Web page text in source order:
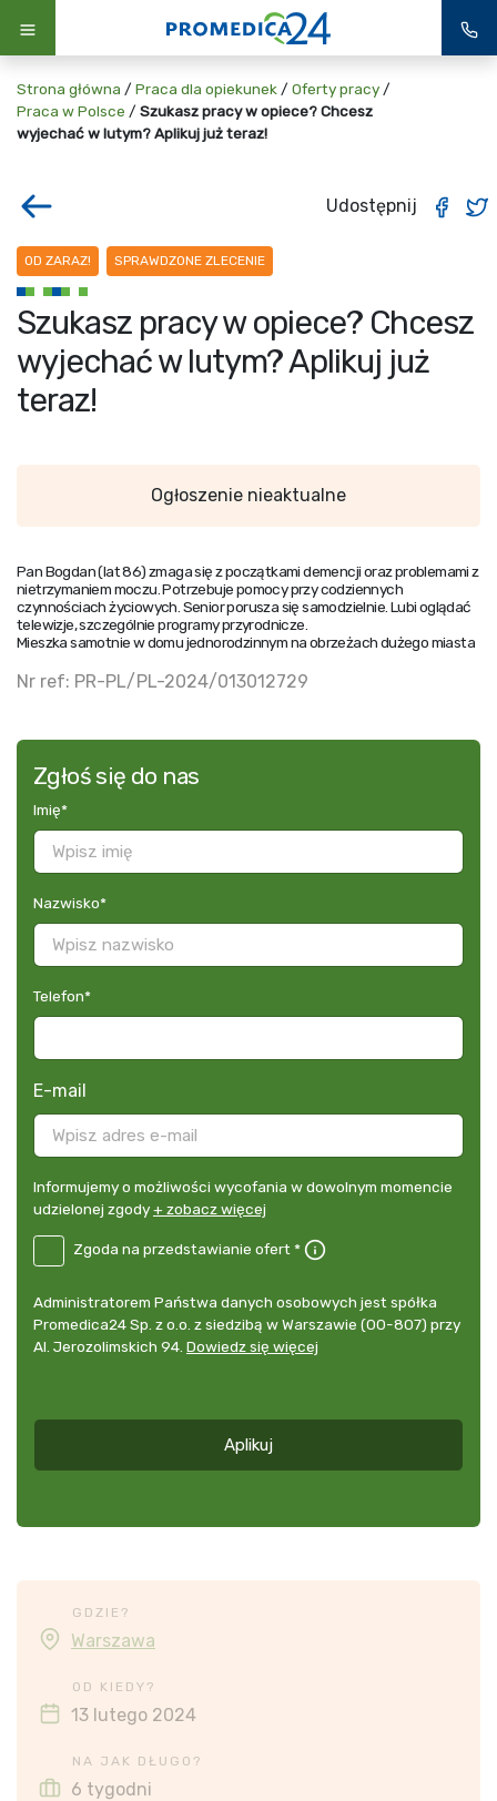
Strona główna / Praca dla opiekunek / Oferty pracy /
Praca w Polsce / Szukasz pracy w opiece? Chcesz
wyjechać w lutym? Aplikuj już teraz!
Udostępnij
OD ZARAZ! SPRAWDZONE ZLECENIE
Szukasz pracy w opiece? Chcesz
wyjechać w lutym? Aplikuj już
teraz!
Ogłoszenie nieaktualne
Pan Bogdan (lat 86) zmaga się z początkami demencji oraz problemami z
nietrzymaniem moczu. Potrzebuje pomocy przy codziennych
czynnościach życiowych. Senior porusza się samodzielnie. Lubi oglądać
telewizje, szczególnie programy przyrodnicze.
Mieszka samotnie w domu jednorodzinnym na obrzeżach dużego miasta
Nr ref: PR-PL/PL-2024/013012729
Zgłoś się do nas
Imię*
Nazwisko*
Telefon*
E-mail
Informujemy
o
wycofania
dowolnym
momencie
udzielonej
Informujemy o możliwości wycofania w dowolnym momencie
udzielonej zgody+ zobacz więcej
PL
przedstawianie
Zgoda na przedstawianie ofert *
Administrator
danych
osobowych
Administratorem Państwa danych osobowych jest spółka
Promedica24 Sp. z o.o. z siedzibą w Warszawie (00-807) przy
Al. Jerozolimskich 94. Dowiedz się więcej
Aplikuj
GDZIE?
Warszawa
OD KIEDY?
13 lutego 2024
NA JAK DŁUGO?
6 tygodni